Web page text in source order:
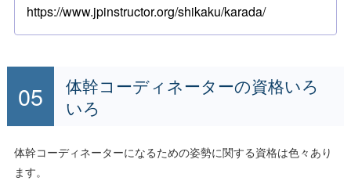
https://www.jpinstructor.org/shikaku/karada/
体幹コーディネーターの資格いろ
いろ
体幹コーディネーターになるための姿勢に関する資格は色々あり
ます。